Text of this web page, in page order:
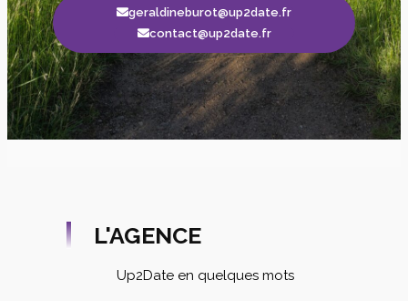
geraldineburot@up2date.fr
contact@up2date.fr
L'AGENCE
Up2Date en quelques mots